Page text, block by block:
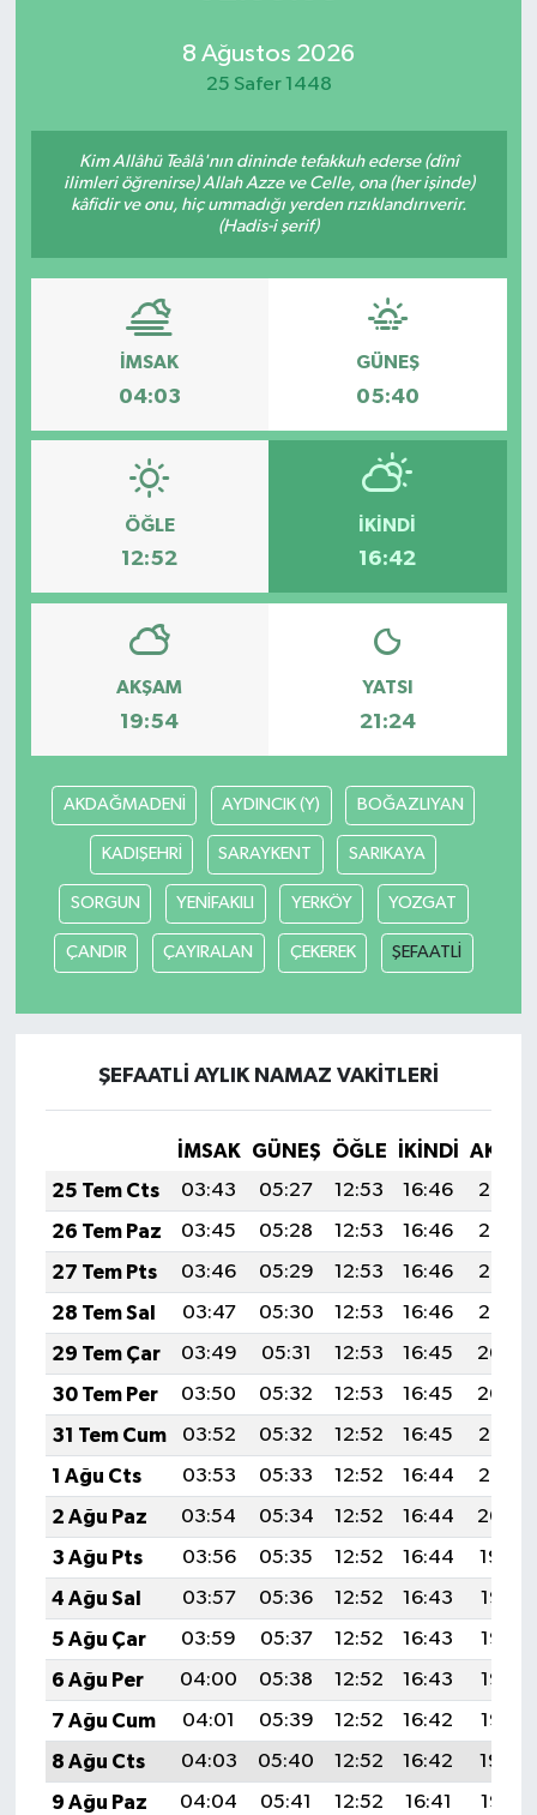
8 Ağustos 2026
25 Safer 1448
Kim Allâhü Teâlâ'nın dininde tefakkuh ederse (dînî
ilimleri öğrenirse) Allah Azze ve Celle, ona (her işinde)
kâfidir ve onu, hiç ummadığı yerden rızıklandırıverir.
(Hadis-i şerif)
İMSAK
04:03
GÜNEŞ
05:40
ÖĞLE
12:52
İKINDI
16:42
AKŞAM
19:54
YATSI
21:24
AKDAĞMADENİ AYDINCIK (Y) BOĞAZLIYAN
KADIŞEHRİ SARAYKENT SARIKAYA
SORGUN YENİFAKILI YERKÖY YOZGAT
ÇANDIR ÇAYIRALAN ÇEKEREK ŞEFAATLİ
ŞEFAATLİ AYLIK NAMAZ VAKITLERI
İMSAK GÜNEŞ ÖĞLE İKINDI
25 Tem Cts
03:43 05:27 12:53 16:46
20:08
26 Tem Paz
03:45 05:28 12:53 16:46
20:07
27 Tem Pts
03:46 05:29 12:53 16:46
20:06
28 Tem Sal
03:47 05:30 12:53 16:46
20:05
29 Tem Çar
03:49 05:31 12:53 16:45
20:04
30 Tem Per
03:50 05:32 12:53 16:45
20:04
31 Tem Cum
03:52 05:32 12:52 16:45
20:03
1 Ağu Cts
03:53 05:33 12:52 16:44
20:02
2 Ağu Paz
03:54 05:34 12:52 16:44
20:00
3 Ağu Pts
03:56 05:35 12:52 16:44
19:59
4 Ağu Sal
03:57 05:36 12:52 16:43
19:58
5 Ağu Çar
03:59 05:37 12:52 16:43
19:57
6 Ağu Per
04:00 05:38 12:52 16:43
19:56
7 Ağu Cum
04:01 05:39 12:52 16:42
19:55
8 Ağu Cts
04:03 05:40 12:52 16:42
19:54
9 Ağu Paz
04:04 05:41 12:52 16:41
19:53
Yaşam